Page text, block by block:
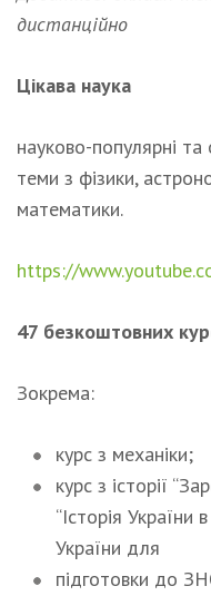
дистанційно
Цікава наука
науково-популярні та
теми з фізики,
математики.
https://
47 безкоштовних
Зокрема:
курс з механіки;
курс з історії
“Історія України
України для
підготовки до